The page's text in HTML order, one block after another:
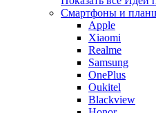
Смартфоны и
Apple
Xiaomi
Realme
Samsung
OnePlus
Oukitel
Blackview